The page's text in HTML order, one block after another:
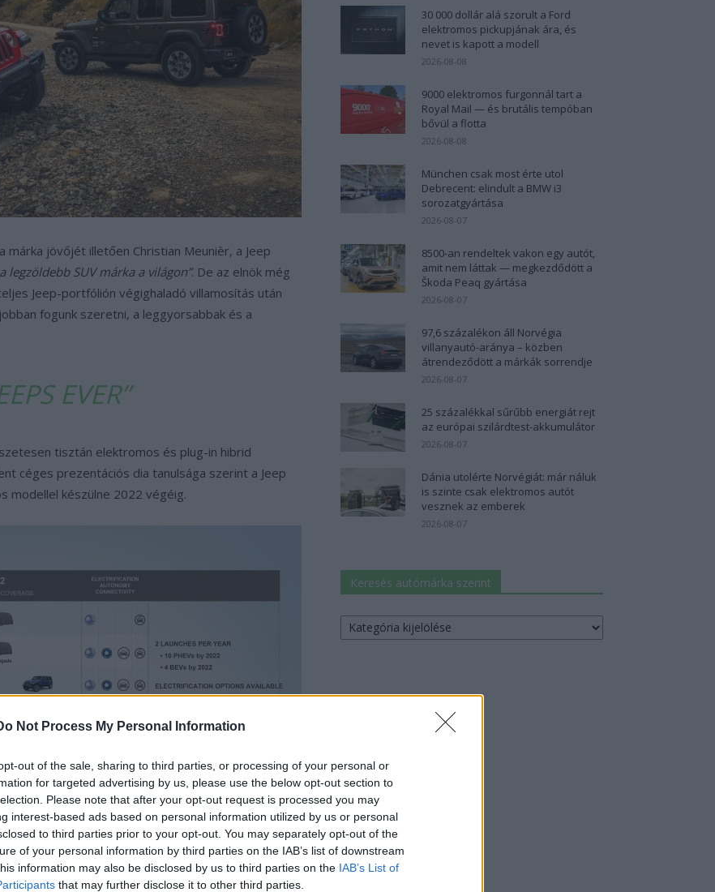
Not Process My Personal Information
out of the sale, sharing to third parties, or processing of your personal or
for targeted advertising by us, please use the below opt-out section to
Please note that after your opt-out request is processed you may
interest-based ads based on personal information utilized by us or personal
to third parties prior to your opt-out. You may separately opt-out of the
of your personal information by third parties on the IAB’s list of downstream
information may also be disclosed by us to third parties on the IAB’s List of
that may further disclose it to other third parties.
jövőjét illetően Christian Meunièr, a Jeep
a legzöldebb SUV márka a világon”. De az elnök még
Jeep-portfólión végighaladó villamosítás után
fogunk szeretni, a leggyorsabbak és a
EVER”
tisztán elektromos és plug-in hibrid
céges prezentációs dia tanulsága szerint a Jeep
modellel készülne 2022 végéig.
az elektromos meghajtás náluk is, talán jóval több e-
30 000 dollár alá szorult a Ford
elektromos pickupjának ára, és
nevet is kapott a modell
2026-08-08
9000 elektromos furgonnál tart a
Royal Mail — és brutális tempóban
bővül a flotta
2026-08-08
München csak most érte utol
Debrecent: elindult a BMW i3
sorozatgyártása
2026-08-07
8500-an rendeltek vakon egy autót,
amit nem láttak — megkezdődött a
Škoda Peaq gyártása
2026-08-07
97,6 százalékon áll Norvégia
villanyautó-aránya – közben
átrendeződött a márkák sorrendje
2026-08-07
25 százalékkal sűrűbb energiát rejt
az európai szilárdtest-akkumulátor
2026-08-07
Dánia utolérte Norvégiát: már náluk
is szinte csak elektromos autót
vesznek az emberek
2026-08-07
Keresés autómárka szerint
Keresés
autómárka